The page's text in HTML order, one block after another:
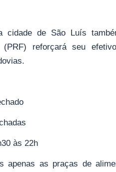
cidade de São Luís
(PRF) reforçará seu
às 22h
apenas as praças de